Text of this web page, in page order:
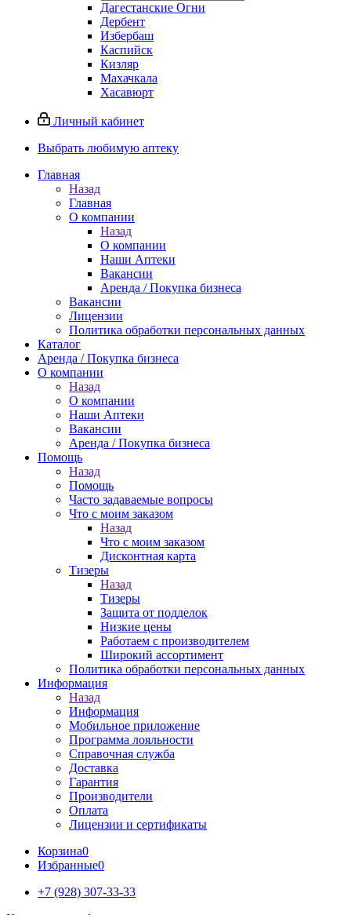
Дагестанские Огни
Дербент
Избербаш
Каспийск
Кизляр
Махачкала
Хасавюрт
Личный кабинет
Выбрать любимую аптеку
Главная
Назад
Главная
О компании
Назад
О компании
Наши Аптеки
Вакансии
Аренда / Покупка бизнеса
Вакансии
Лицензии
Политика обработки персональных данных
Каталог
Аренда / Покупка бизнеса
О компании
Назад
О компании
Наши Аптеки
Вакансии
Аренда / Покупка бизнеса
Помощь
Назад
Помощь
Часто задаваемые вопросы
Что с моим заказом
Назад
Что с моим заказом
Дисконтная карта
Тизеры
Назад
Тизеры
Защита от подделок
Низкие цены
Работаем с производителем
Широкий ассортимент
Политика обработки персональных данных
Информация
Назад
Информация
Мобильное приложение
Программа лояльности
Справочная служба
Доставка
Гарантия
Производители
Оплата
Лицензии и сертификаты
Корзина0
Избранные0
+7 (928) 307-33-33